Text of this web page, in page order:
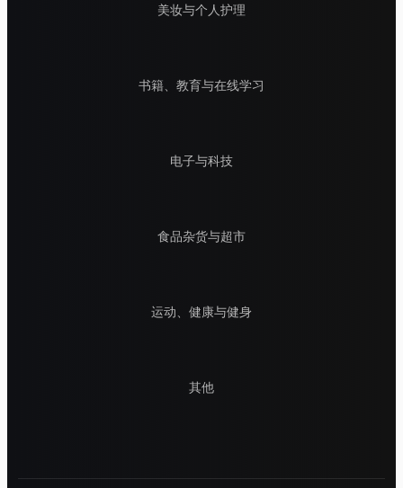
美妆与个人护理
书籍、教育与在线学习
电子与科技
食品杂货与超市
运动、健康与健身
其他